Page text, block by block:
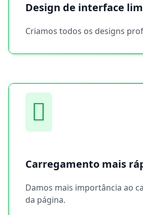
Design de interface
Criamos todos os designs
Carregamento mais
Damos mais importância ao
da página.